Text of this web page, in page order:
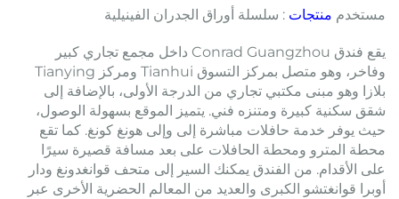
مستخدم منتجات : سلسلة أوراق الجدران الفينيلية
يقع فندق Conrad Guangzhou داخل مجمع تجاري كبير
وفاخر، وهو متصل بمركز التسوق Tianhui ومركز Tianying
بلازا وهو مبنى مكتبي تجاري من الدرجة الأولى، بالإضافة إلى
شقق سكنية كبيرة ومتنزه فني. يتميز الموقع بسهولة الوصول،
حيث يوفر خدمة حافلات مباشرة إلى وإلى هونغ كونغ. كما تقع
محطة المترو ومحطة الحافلات على بعد مسافة قصيرة سيرًا
على الأقدام. من الفندق يمكنك السير إلى متحف قوانغدونغ ودار
أوبرا قوانغتشو الكبرى والعديد من المعالم الحضرية الأخرى عبر